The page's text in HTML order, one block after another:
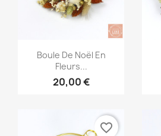
Aperçu rapide
Boule De Noël En
Fleurs...
20,00 €
favorite_border